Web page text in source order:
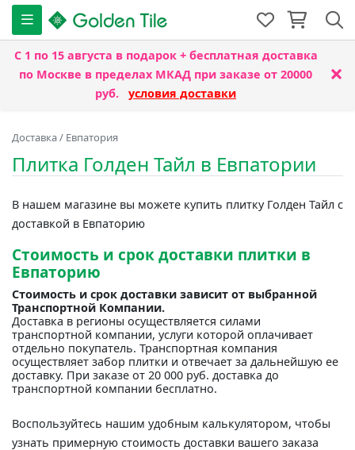
С 1 по 15 августа в подарок + бесплатная доставка
по Москве в пределах МКАД при заказе от 20000
руб. условия доставки
×
Доставка/ Евпатория
Плитка Голден Тайл в Евпатории
В нашем магазине вы можете купить плитку Голден Тайл с
доставкой в Евпаторию
Стоимость и срок доставки плитки в
Евпаторию
Стоимость и срок доставки зависит от выбранной
Транспортной Компании.
Доставка в регионы осуществляется силами
транспортной компании, услуги которой оплачивает
отдельно покупатель. Транспортная компания
осуществляет забор плитки и отвечает за дальнейшую ее
доставку. При заказе от 20 000 руб. доставка до
транспортной компании бесплатно.
Воспользуйтесь нашим удобным калькулятором, чтобы
узнать примерную стоимость доставки вашего заказа